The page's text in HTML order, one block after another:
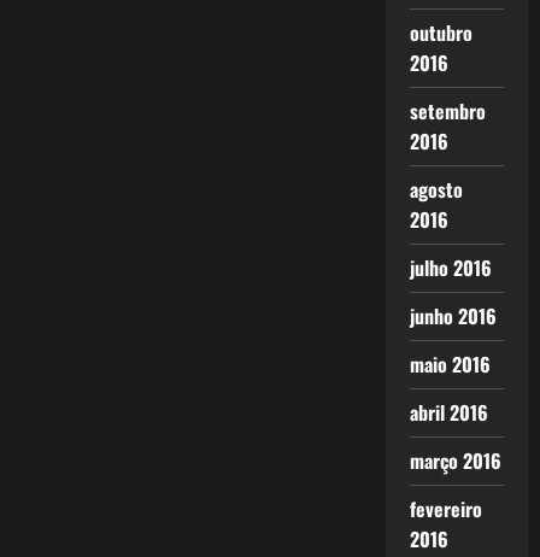
outubro
2016
setembro
2016
agosto
2016
julho 2016
junho 2016
maio 2016
abril 2016
março 2016
fevereiro
2016